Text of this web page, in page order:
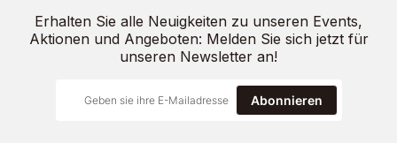
Erhalten Sie alle Neuigkeiten zu unseren Events,
Aktionen und Angeboten: Melden Sie sich jetzt für
unseren Newsletter an!
Abonnieren